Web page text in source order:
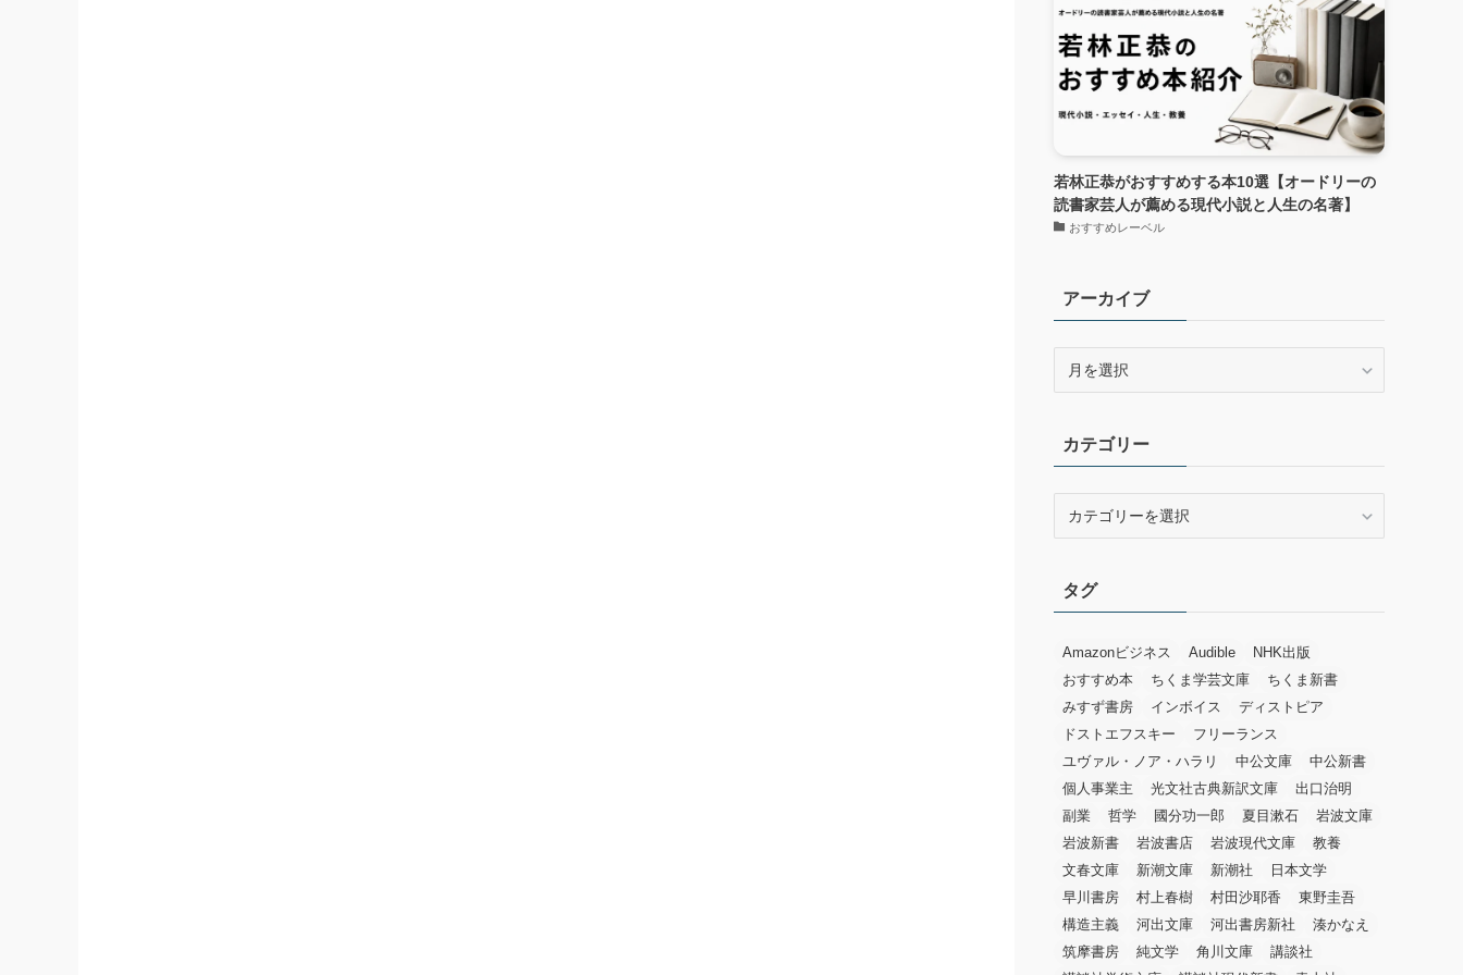
若林正恭がおすすめする本10選【オードリーの
読書家芸人が薦める現代小説と人生の名著】
おすすめレーベル
アーカイブ
ブカテゴリー
ータグ
Amazonビジネス Audible
NHK出版
おすすめ本
ちくま学芸文庫
ちくま新書
みすず書房
インボイス
ディストピア
ドストエフスキー
フリーランス
ユヴァル・ノア・ハラリ
中公文庫
中公新書
個人事業主
光文社古典新訳文庫
出口治明
副業
哲学 國分功一郎 夏目漱石
岩波文庫
岩波新書
岩波書店 岩波現代文庫
教養
文春文庫
新潮文庫 新潮社
日本文学
早川書房
村上春樹 村田沙耶香
東野圭吾
構造主義
河出文庫 河出書房新社
湊かなえ
筑摩書房
純文学 角川文庫
講談社